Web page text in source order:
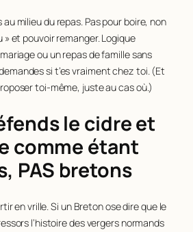
milieu du repas. Pas pour boire, non
et pouvoir remanger. Logique
ou un repas de famille sans
si t’es vraiment chez toi. (Et
toi-même, juste au cas où.)
le cidre et
comme étant
PAS bretons
en vrille. Si un Breton ose dire que le
l’histoire des vergers normands